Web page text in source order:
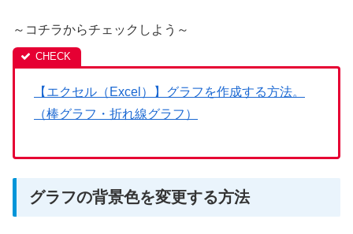
～コチラからチェックしよう～
【エクセル（Excel）】グラフを作成する方法。
（棒グラフ・折れ線グラフ）
グラフの背景色を変更する方法